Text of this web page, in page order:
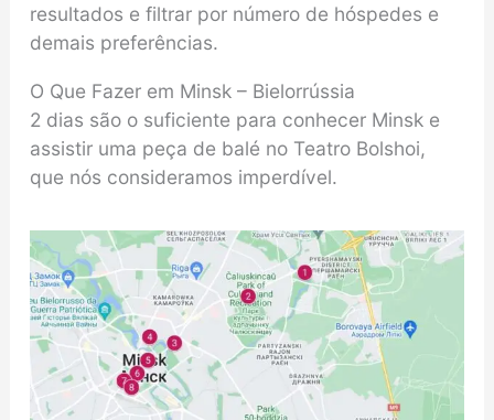
resultados e filtrar por número de hóspedes e
demais preferências.
O Que Fazer em Minsk – Bielorrússia
2 dias são o suficiente para conhecer Minsk e
assistir uma peça de balé no Teatro Bolshoi,
que nós consideramos imperdível.